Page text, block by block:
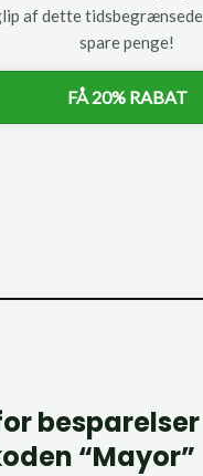
af dette
spare penge!
FÅ 20% RABAT
“Mayor”